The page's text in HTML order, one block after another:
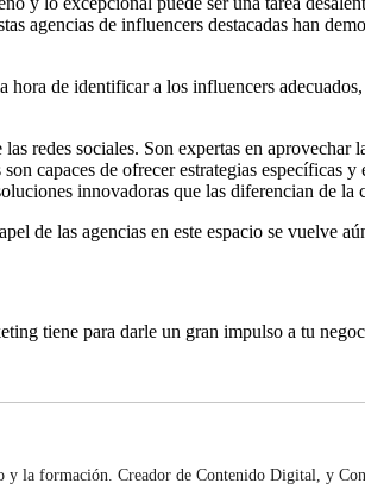
agencias de influencers destacadas han
de identificar a los influencers
redes sociales. Son expertas en aprovechar
capaces de ofrecer estrategias específicas
innovadoras que las diferencian de la
de las agencias en este espacio se vuelve
tiene para darle un gran impulso a tu
la formación. Creador de Contenido Digital, y